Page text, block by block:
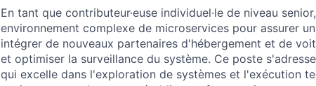
En tant que contributeur·euse individuel·le de niveau
environnement complexe de microservices pour assurer
intégrer de nouveaux partenaires d'hébergement et de
et optimiser la surveillance du système. Ce poste
qui excelle dans l'exploration de systèmes et l'exécution